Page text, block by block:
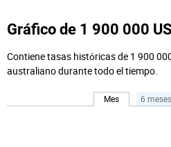
Gráfico de 1 900 000
Contiene tasas históricas de 1 900
australiano durante todo el tiempo.
Mes 6 meses